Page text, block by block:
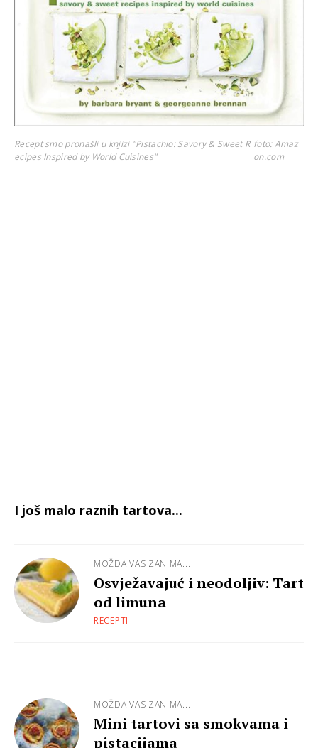
Recept smo pronašli u knjizi "Pistachio: Savory & Sweet R
ecipes Inspired by World Cuisines"
foto: Amaz
on.com
I još malo raznih tartova...
MOŽDA VAS ZANIMA...
Osvježavajuć i neodoljiv: Tart
od limuna
RECEPTI
MOŽDA VAS ZANIMA...
Mini tartovi sa smokvama i
pistacijama